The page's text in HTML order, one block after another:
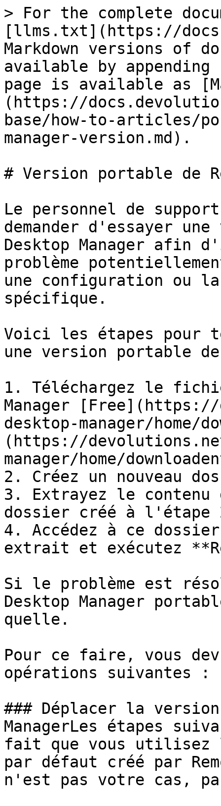
> For the complete
[llms.txt](https://
Markdown versions of
available by
page is available as
(https://
base/how-to-articles/
manager-version.md).
# Version portable de
Le personnel de
demander d'essayer
Desktop Manager
problème
une configuration ou
spécifique.
Voici les étapes pour
une version portable de
1. Téléchargez le
Manager
desktop-manager/home/
(https://
manager/home/
2. Créez un nouveau
3. Extrayez le
dossier créé à l'étape
4. Accédez à ce
extrait et exécutez
Si le problème est
Desktop Manager
quelle.
Pour ce faire, vous
opérations suivantes :
### Déplacer la
ManagerLes étapes
fait que vous utilisez
par défaut créé par
n'est pas votre cas,